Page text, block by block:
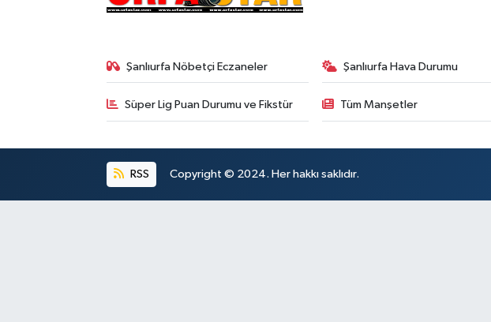
Şanlıurfa Nöbetçi Eczaneler Şanlıurfa Hava Durumu
Süper Lig Puan Durumu ve Fikstür Tüm Manşetler
RSS Copyright © 2024. Her hakkı saklıdır.